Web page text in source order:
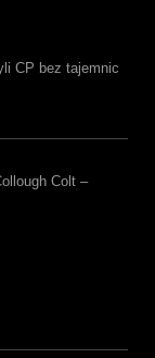
CP bez tajemnic
Colt –